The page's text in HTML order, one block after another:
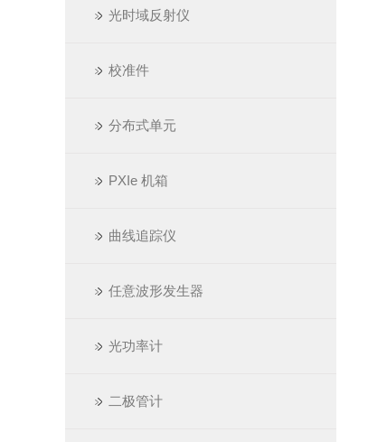
光时域反射仪
校准件
分布式单元
PXIe 机箱
曲线追踪仪
任意波形发生器
光功率计
二极管计